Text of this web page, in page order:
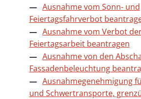
Ausnahme vom Sonn- und
Feiertagsfahrverbot
Ausnahme vom Verbot
Feiertagsarbeit beantragen
Ausnahme von den
Fassadenbeleuchtung
Ausnahmegenehmigung
und Schwertransporte,